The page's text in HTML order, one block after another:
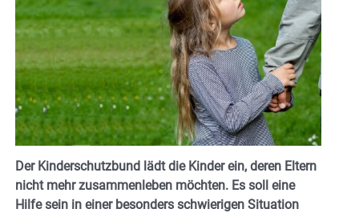
Der Kinderschutzbund lädt die Kinder ein, deren Eltern
nicht mehr zusammenleben möchten. Es soll eine
Hilfe sein in einer besonders schwierigen Situation